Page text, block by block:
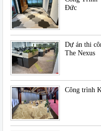
Đức
Dự án thi
The Nexus
Công trình